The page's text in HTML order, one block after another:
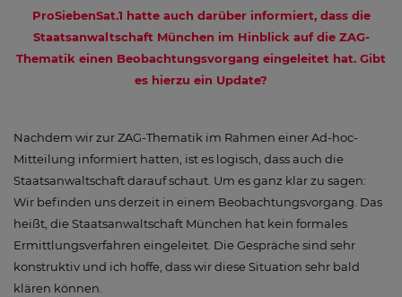
ProSiebenSat.1 hatte auch darüber informiert, dass die
Staatsanwaltschaft München im Hinblick auf die ZAG-
Thematik einen Beobachtungsvorgang eingeleitet hat. Gibt
es hierzu ein Update?
Nachdem wir zur ZAG-Thematik im Rahmen einer Ad-hoc-
Mitteilung informiert hatten, ist es logisch, dass auch die
Staatsanwaltschaft darauf schaut. Um es ganz klar zu sagen:
Wir befinden uns derzeit in einem Beobachtungsvorgang. Das
heißt, die Staatsanwaltschaft München hat kein formales
Ermittlungsverfahren eingeleitet. Die Gespräche sind sehr
konstruktiv und ich hoffe, dass wir diese Situation sehr bald
klären können.